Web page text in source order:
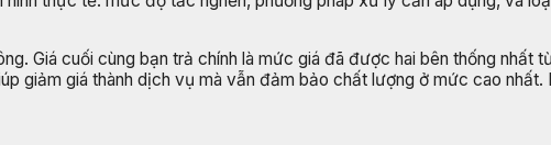
Giá cuối cùng bạn trả chính là mức giá đã được hai bên thống nhất
giảm giá thành dịch vụ mà vẫn đảm bảo chất lượng ở mức cao nhất.